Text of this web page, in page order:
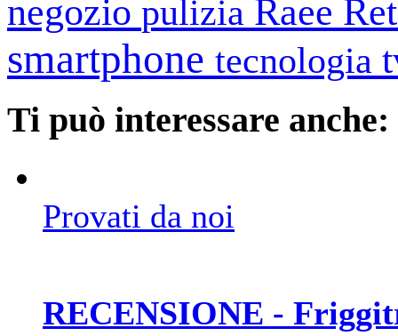
negozio pulizia Raee
smartphone tecnologia
Ti può interessare anche:
Provati da noi
RECENSIONE -